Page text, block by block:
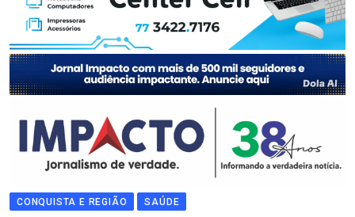
CONQUISTA E REGIÃO SAÚDE